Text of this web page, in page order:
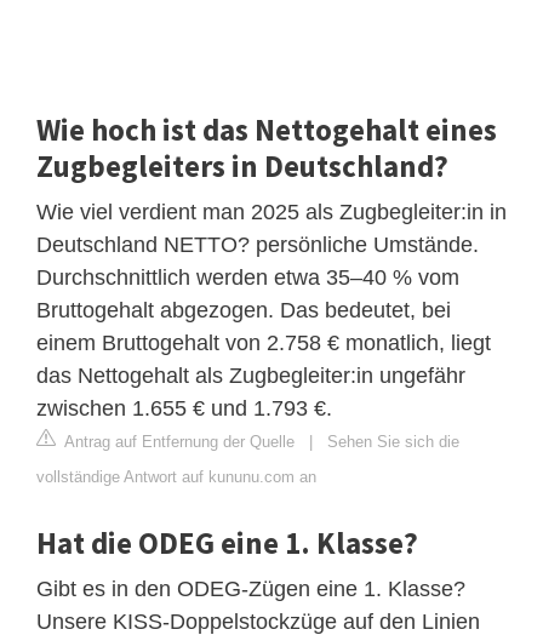
Wie hoch ist das Nettogehalt eines
Zugbegleiters in Deutschland?
Wie viel verdient man 2025 als Zugbegleiter:in in
Deutschland NETTO? persönliche Umstände.
Durchschnittlich werden etwa 35–40 % vom
Bruttogehalt abgezogen. Das bedeutet, bei
einem Bruttogehalt von 2.758 € monatlich, liegt
das Nettogehalt als Zugbegleiter:in ungefähr
zwischen 1.655 € und 1.793 €.
Antrag auf Entfernung der Quelle | Sehen Sie sich die
vollständige Antwort auf kununu.com an
Hat die ODEG eine 1. Klasse?
Gibt es in den ODEG-Zügen eine 1. Klasse?
Unsere KISS-Doppelstockzüge auf den Linien